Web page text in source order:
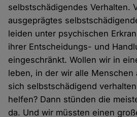
selbstschädigendes Verhalten.
ausgeprägtes
leiden unter psychischen
ihrer Entscheidungs- und
eingeschränkt. Wollen wir in
leben, in der wir alle Menschen
sich selbstschädigend
helfen? Dann stünden die
da. Und wir müssten einen